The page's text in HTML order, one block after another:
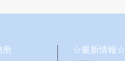
所 ☆最新情報☆